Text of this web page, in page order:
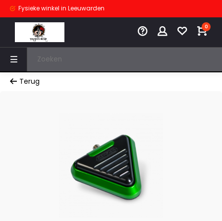
Fysieke winkel in Leeuwarden
0
Terug